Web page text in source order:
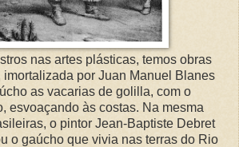
nas artes plásticas, temos obras
por Juan Manuel Blanes
as vacarias de golilla, com o
esvoaçando às costas. Na mesma
o pintor Jean-Baptiste Debret
o gaúcho que vivia nas terras do Rio